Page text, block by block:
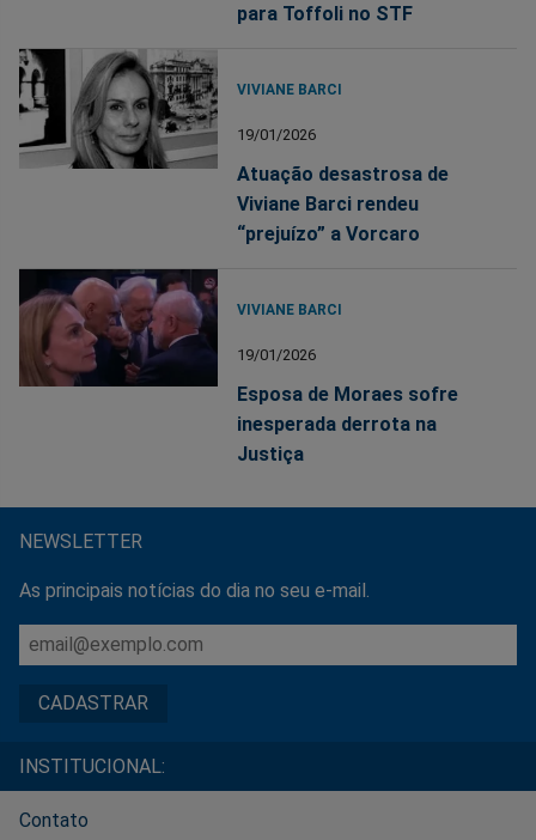
para Toffoli no STF
VIVIANE BARCI
19/01/2026
Atuação desastrosa de
Viviane Barci rendeu
“prejuízo” a Vorcaro
VIVIANE BARCI
19/01/2026
Esposa de Moraes sofre
inesperada derrota na
Justiça
NEWSLETTER
As principais notícias do dia no seu e-mail.
INSTITUCIONAL:
Contato